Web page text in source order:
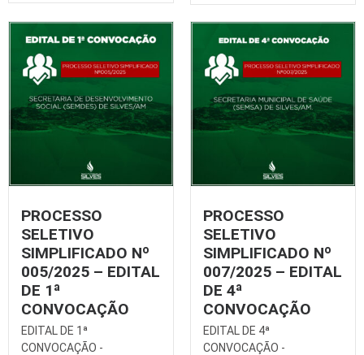
PROCESSO
SELETIVO
SIMPLIFICADO Nº
005/2025 – EDITAL
DE 1ª
CONVOCAÇÃO
EDITAL DE 1ª
CONVOCAÇÃO -
PROCESSO
SELETIVO
SIMPLIFICADO Nº
007/2025 – EDITAL
DE 4ª
CONVOCAÇÃO
EDITAL DE 4ª
CONVOCAÇÃO -